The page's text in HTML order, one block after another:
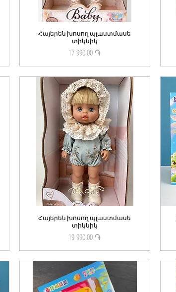
Quick View
Հայերեն խոսող պլաստմասե
տիկնիկ
Price
17 990,00 ֏
Quick View
Հայերեն խոսող պլաստմասե
տիկնիկ
Price
19 990,00 ֏